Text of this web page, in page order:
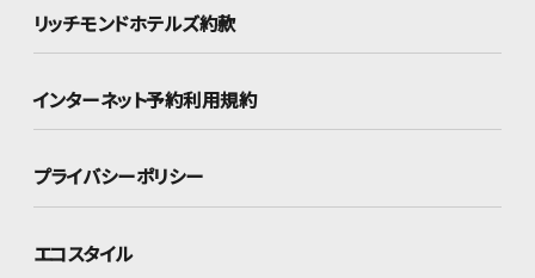
リッチモンドホテルズ約款
インターネット予約利用規約
プライバシーポリシー
エコスタイル